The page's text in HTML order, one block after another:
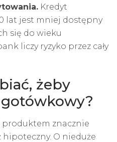
Kredyt
lat jest mniej dostępny
się do wieku
liczy ryzyko przez cały
żeby
produktem znacznie
O nieduże